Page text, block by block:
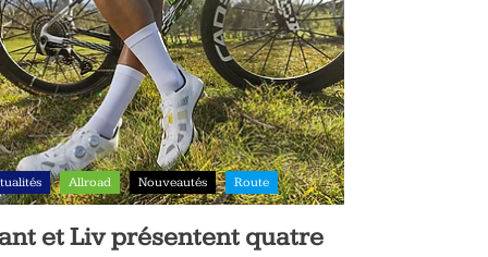
Allroad Nouveautés Route
et Liv présentent quatre